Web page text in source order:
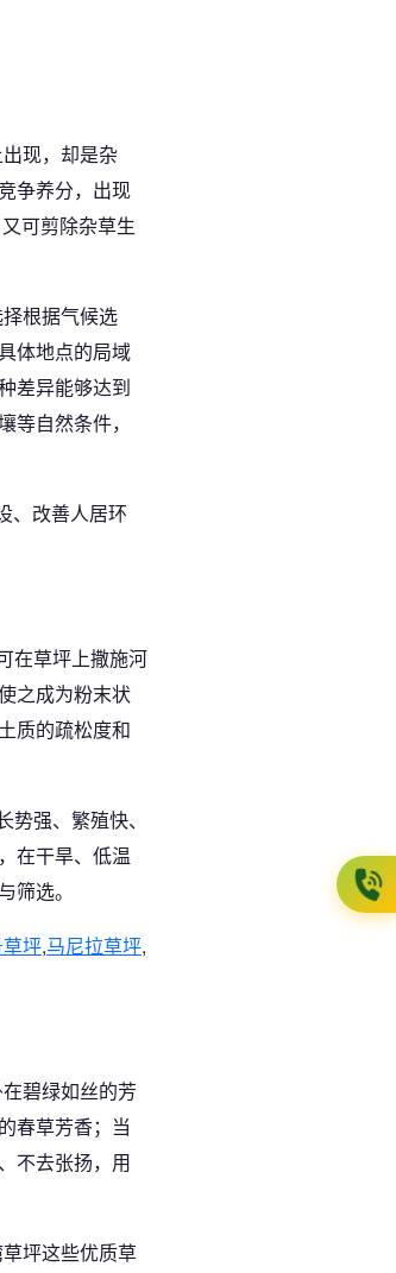
现，却是杂
争养分，出现
可剪除杂草生
根据气候选
体地点的局域
差异能够达到
自然条件，
、改善人居环
在草坪上撒施河
之成为粉末状
质的疏松度和
强、繁殖快、
在干旱、低温
筛选。
坪,马尼拉草坪,
碧绿如丝的芳
春草芳香；当
不去张扬，用
坪这些优质草